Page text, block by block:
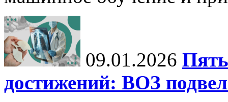
09.01.2026
достижений: ВОЗ